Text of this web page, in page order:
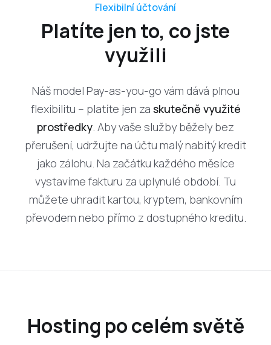
Flexibilní účtování
Platíte jen to, co jste
využili
Náš model Pay-as-you-go vám dává plnou
flexibilitu – platíte jen za skutečně využité
prostředky. Aby vaše služby běžely bez
přerušení, udržujte na účtu malý nabitý kredit
jako zálohu. Na začátku každého měsíce
vystavíme fakturu za uplynulé období. Tu
můžete uhradit kartou, kryptem, bankovním
převodem nebo přímo z dostupného kreditu.
Hosting po celém světě